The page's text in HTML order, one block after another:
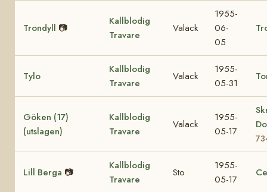
Trondyll 📷
Kallblodig
Travare
Valack
1955-
06-
05
Tylo
Kallblodig
Travare
Valack
1955-
05-31
Göken (17)
(utslagen)
Kallblodig
Travare
Valack
1955-
05-17
Lill Berga 📷
Kallblodig
Travare
Sto
1955-
05-17